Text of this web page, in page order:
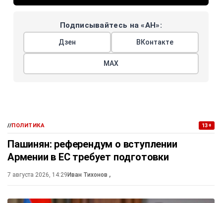
Подписывайтесь на «АН»:
Дзен ВКонтакте
МАХ
//ПОЛИТИКА 13+
Пашинян: референдум о вступлении
Армении в ЕС требует подготовки
7 августа 2026, 14:29 Иван Тихонов ,